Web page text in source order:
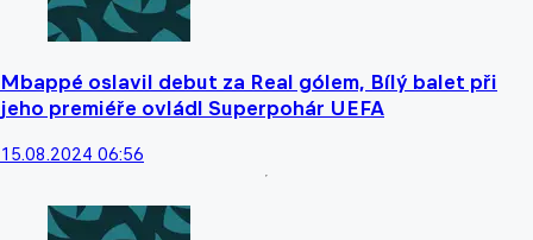
Mbappé oslavil debut za Real gólem, Bílý balet při
jeho premiéře ovládl Superpohár UEFA
15.08.2024 06:56